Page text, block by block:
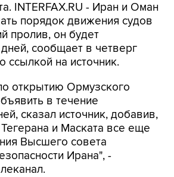
INTERFAX.RU - Иран и Оман
порядок движения судов
пролив, он будет
сообщает в четверг
ссылкой на источник.
открытию Ормузского
в течение
сказал источник, добавив,
и Маската все еще
Высшего совета
Ирана", -